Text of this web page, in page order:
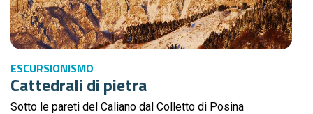
ESCURSIONISMO
Cattedrali di pietra
Sotto le pareti del Caliano dal Colletto di Posina